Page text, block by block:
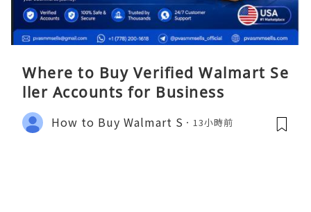
Where to Buy Verified Walmart Se
ller Accounts for Business
How to Buy Walmart S 13小時前